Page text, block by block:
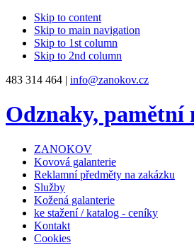
Skip to content
Skip to main navigation
Skip to 1st column
Skip to 2nd column
483 314 464 | info@zanokov.cz
Odznaky, pamětní
ZANOKOV
Kovová galanterie
Reklamní předměty na zakázku
Služby
Kožená galanterie
ke stažení / katalog - ceníky
Kontakt
Cookies